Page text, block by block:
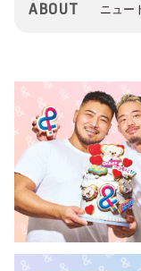
ABOUT ニュー